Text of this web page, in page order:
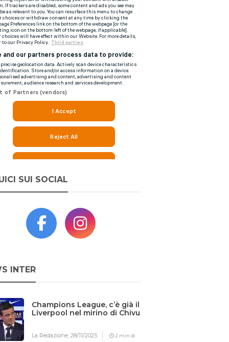
SUI SOCIAL
INTER
Champions League, c’è già il
Liverpool nel mirino di Chivu
La Redazione,28/11/2025 2 min di